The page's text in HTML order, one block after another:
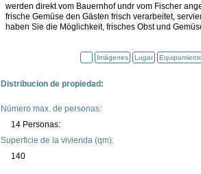
werden direkt vom Bauernhof undr vom Fischer
frische Gemüse den Gästen frisch verarbeitet,
haben Sie die Möglichkeit, frisches Obst und
Imágenes Lugar
Distribucion de propiedad:
Número max. de personas:
14 Personas:
Superficie de la vivienda (qm):
140